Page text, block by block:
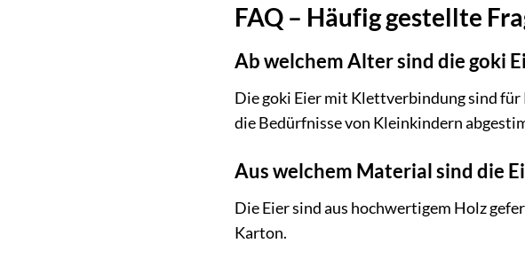
FAQ – Häufig gestellte
Ab welchem Alter sind die goki
Die goki Eier mit Klettverbindung sind für
die Bedürfnisse von Kleinkindern
Aus welchem Material sind die
Die Eier sind aus hochwertigem Holz
Karton.